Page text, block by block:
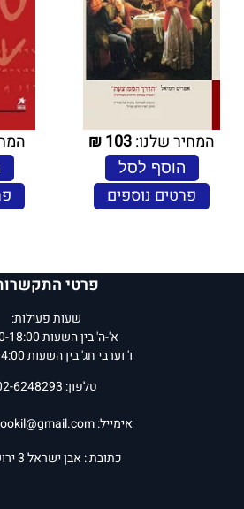
המחיר שלנו:103
₪
הוסף לסל
פרטים נוספים
פרטי
שעות פעילות:
א'-ה' בין השעות 10:00-18:00
ו' וערבי חג' בין השעות 10:00-14:00
טלפון: 02-6248293
אימייל:
כתובת : אבן ישראל 3 ירושלים.